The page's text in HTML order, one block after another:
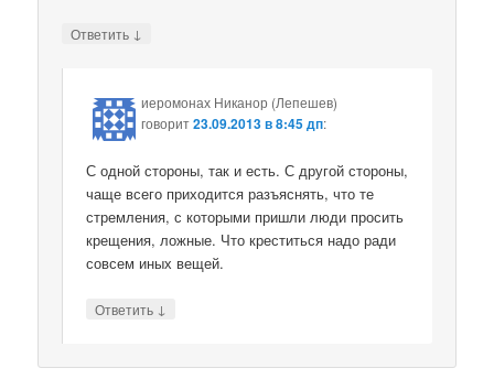
Ответить ↓
иеромонах Никанор (Лепешев)
говорит23.09.2013 в 8:45 дп:
С одной стороны, так и есть. С другой стороны,
чаще всего приходится разъяснять, что те
стремления, с которыми пришли люди просить
крещения, ложные. Что креститься надо ради
совсем иных вещей.
Ответить ↓